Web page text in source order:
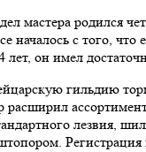
мастера родился
началось с того,
лет, он имел
гильдию
расширил
лезвия,